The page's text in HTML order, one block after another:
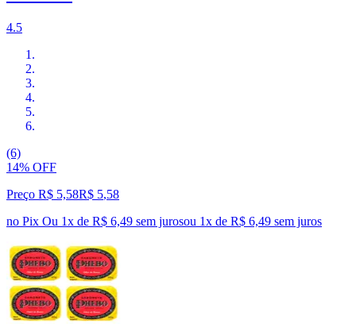
4.5
(6)
14% OFF
Preço R$ 5,58R$ 5,58
no Pix Ou 1x de R$ 6,49 sem jurosou 1x de R$ 6,49 sem juros